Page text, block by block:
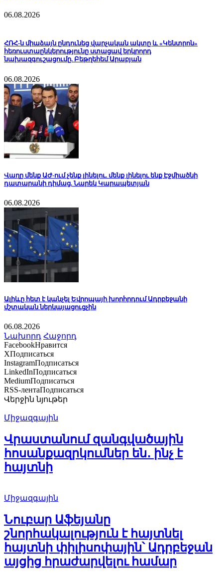
06.08.2026
ՀՌՀ-ն միաձայն ընդունեց վարչական ակտը և «Կենտրոն»
հեռուստաընկերությունը ստացավ երկրորդ
նախազգուշացումը. Բեթղեհեմ Արաբյան
06.08.2026
Վաղը մենք ԱԺ-ում չենք լինելու. մենք լինելու ենք Էջմիածնի
դատարանի դիմաց. Նարեկ Կարապետյան
06.08.2026
Ալիևը հետ է կանչել Եվրոպայի խորհրդում Ադրբեջանի
մշտական ներկայացուցչին
06.08.2026
Նախորդ Հաջորդ
FacebookНравится
XПодписаться
InstagramПодписаться
LinkedInПодписаться
MediumПодписаться
RSS-лентаПодписаться
Վերջին նյութեր
Միջազգային
Վրաստանում զանգվածային
հոսանքազրկումներ են․ ինչ է
հայտնի
Միջազգային
Նուբար Աֆեյանը
շնորհակալություն է հայտնել
հայտնի փիլիսոփային՝ Ադրբեջան
այցից հրաժարվելու համար